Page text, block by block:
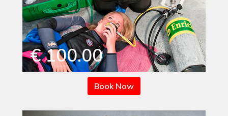
€ 100.00
Book Now